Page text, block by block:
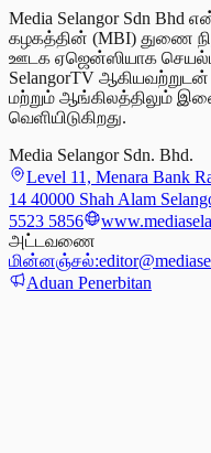
Media Selangor Sdn Bhd
கழகத்தின் (MBI) துணை
ஊடக ஏஜென்ஸியாக
SelangorTV
மற்றும் ஆங்கிலத்திலும்
வெளியிடுகிறது.
Media Selangor Sdn. Bhd.
Level 11, Menara Bank
14 40000 Shah Alam
5523 5856
அட்டவணை
மின்னஞ்சல்:
Aduan Penerbitan